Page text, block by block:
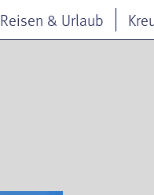
Reisen & Urlaub